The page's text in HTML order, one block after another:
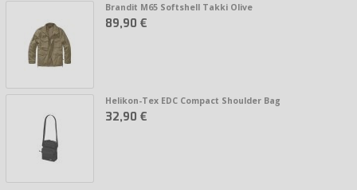
Brandit M65 Softshell Takki Olive
89,90 €
Helikon-Tex EDC Compact Shoulder Bag
32,90 €